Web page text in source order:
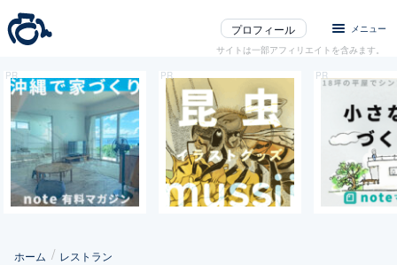
プロフィール
メニュー
サイトは一部アフィリエイトを含みます。
ホーム レストラン